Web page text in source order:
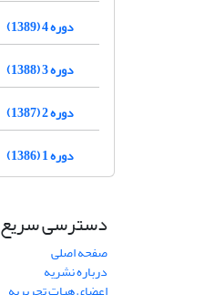
دوره 4 (1389)
دوره 3 (1388)
دوره 2 (1387)
دوره 1 (1386)
دسترسی سریع
صفحه اصلی
درباره نشریه